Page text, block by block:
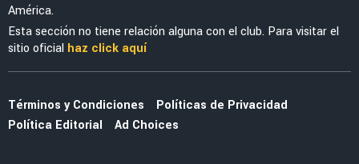
FUERZAS BÁSICAS
DT de América Sub-21 adelantó a la nueva
joya de las Águilas en categorías inferiores